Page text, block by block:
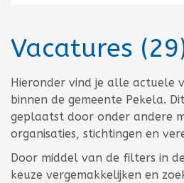
Vacatures
Totaal aantal 29
Hieronder vind je alle actuele
binnen de gemeente Pekela.
geplaatst door onder andere
organisaties, stichtingen en
Door middel van de filters in
keuze vergemakkelijken en